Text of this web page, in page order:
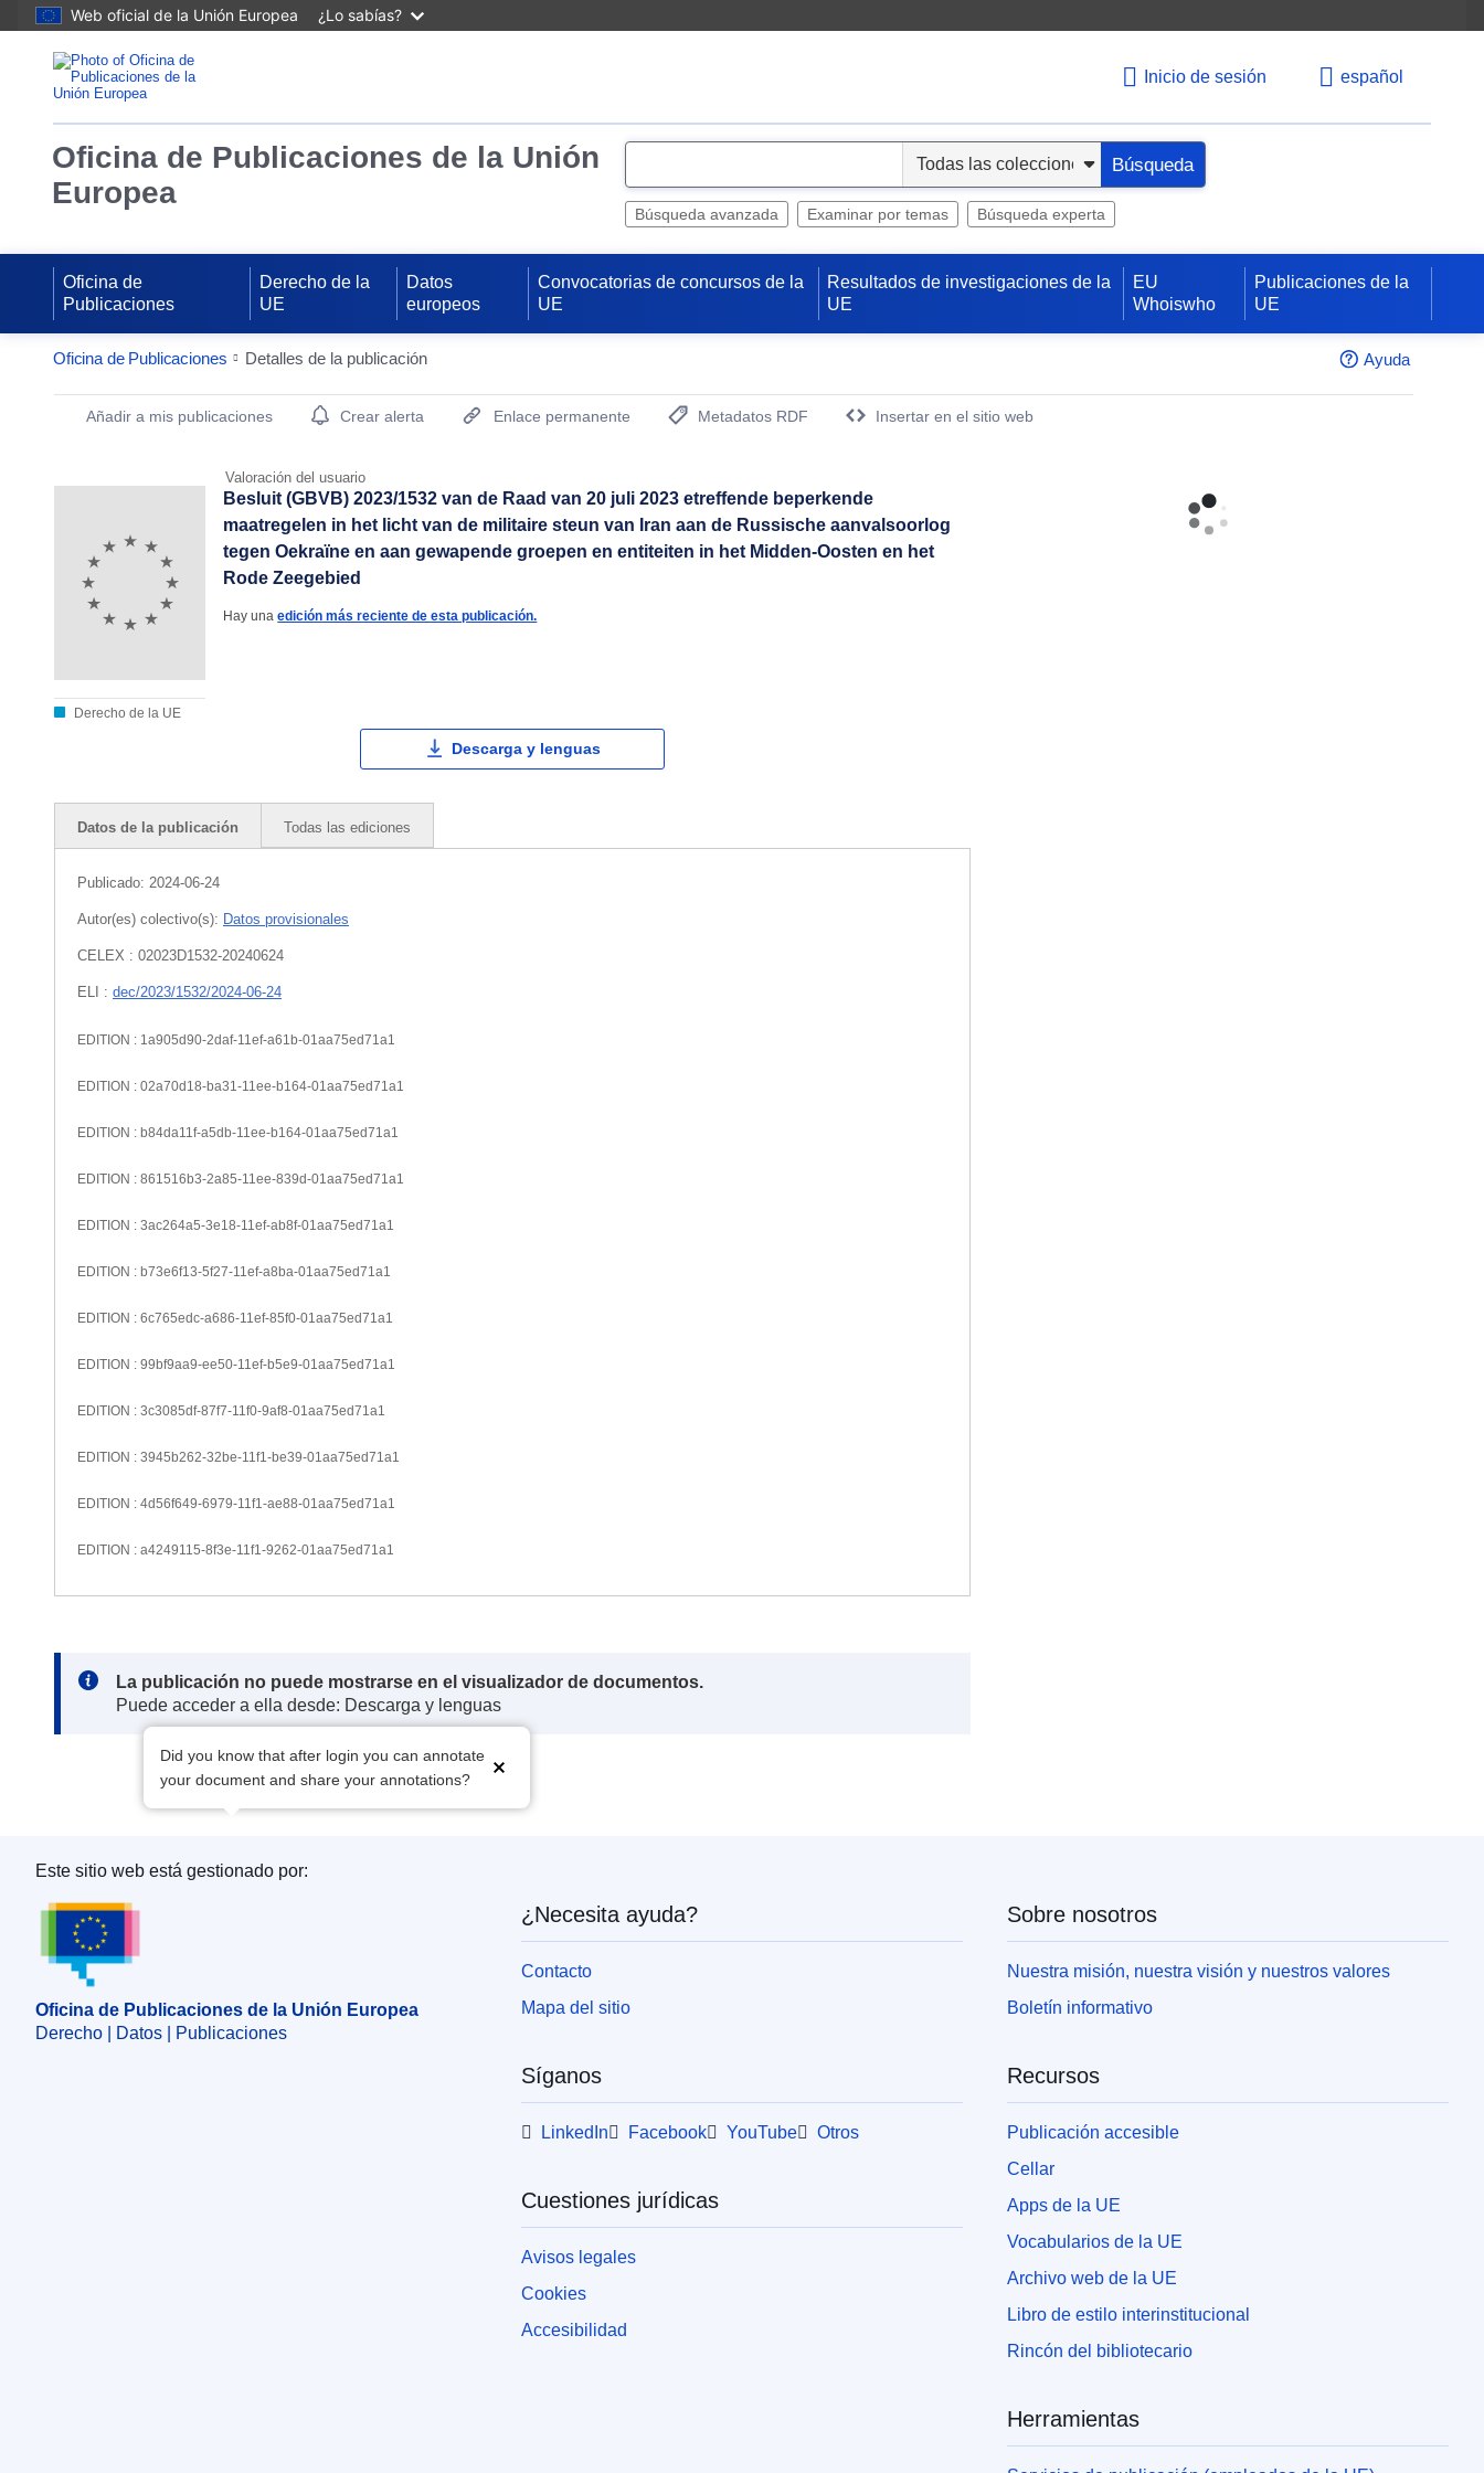
Web oficial de la Unión Europea ¿Lo sabías?
Inicio de sesión español
Oficina de Publicaciones de la Unión
Europea
e
Búsqueda
Búsqueda avanzada Examinar por temas Búsqueda experta
Oficina de
Publicaciones
Derecho de la
UE
Datos
europeos
Convocatorias de concursos de la
UE
Resultados de investigaciones de la
UE
EU
Whoiswho
Publicaciones de la
UE
Oficina de Publicaciones Detalles de la publicación Ayuda
Publication Detail Actions Portlet
Añadir a mis publicaciones Crear alerta Enlace permanente
Metadatos RDF
Insertar en el sitio web
Valoración del usuario
Derecho de la UE
Besluit (GBVB) 2023/1532 van de Raad van 20 juli 2023 etreffende beperkende
maatregelen in het licht van de militaire steun van Iran aan de Russische aanvalsoorlog
tegen Oekraïne en aan gewapende groepen en entiteiten in het Midden-Oosten en het
Rode Zeegebied
Hay unaedición más reciente de esta publicación.
Descarga y lenguas
Datos de la publicación Todas las ediciones
Publicado: 2024-06-24
Autor(es) colectivo(s): Datos provisionales
CELEX : 02023D1532-20240624
ELI : dec/2023/1532/2024-06-24
EDITION : 1a905d90-2daf-11ef-a61b-01aa75ed71a1
EDITION : 02a70d18-ba31-11ee-b164-01aa75ed71a1
EDITION : b84da11f-a5db-11ee-b164-01aa75ed71a1
EDITION : 861516b3-2a85-11ee-839d-01aa75ed71a1
EDITION : 3ac264a5-3e18-11ef-ab8f-01aa75ed71a1
EDITION : b73e6f13-5f27-11ef-a8ba-01aa75ed71a1
EDITION : 6c765edc-a686-11ef-85f0-01aa75ed71a1
EDITION : 99bf9aa9-ee50-11ef-b5e9-01aa75ed71a1
EDITION : 3c3085df-87f7-11f0-9af8-01aa75ed71a1
EDITION : 3945b262-32be-11f1-be39-01aa75ed71a1
EDITION : 4d56f649-6979-11f1-ae88-01aa75ed71a1
EDITION : a4249115-8f3e-11f1-9262-01aa75ed71a1
Note:
La publicación no puede mostrarse en el visualizador de documentos.
Puede acceder a ella desde: Descarga y lenguas
Did you know that after login you can annotate
your document and share your annotations?
Oficina de Publicaciones de la Unión Europea
Este sitio web está gestionado por:
Oficina de Publicaciones de la Unión Europea
Derecho | Datos | Publicaciones
¿Necesita ayuda?
Contacto
Mapa del sitio
Síganos
LinkedIn Facebook YouTube Otros
Cuestiones jurídicas
Avisos legales
Cookies
Accesibilidad
Sobre nosotros
Nuestra misión, nuestra visión y nuestros valores
Boletín informativo
Recursos
Publicación accesible
Cellar
Apps de la UE
Vocabularios de la UE
Archivo web de la UE
Libro de estilo interinstitucional
Rincón del bibliotecario
Herramientas